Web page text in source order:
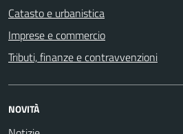
Catasto e urbanistica
Imprese e commercio
Tributi, finanze e contravvenzioni
NOVITÀ